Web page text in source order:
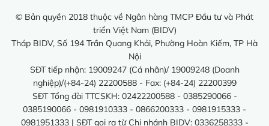
© Bản quyền 2018 thuộc về Ngân hàng TMCP Đầu tư và Phát
triển Việt Nam (BIDV)
Tháp BIDV, Số 194 Trần Quang Khải, Phường Hoàn Kiếm, TP Hà
Nội
SĐT tiếp nhận: 19009247 (Cá nhân)/ 19009248 (Doanh
nghiệp)/(+84-24) 22200588 - Fax: (+84-24) 22200399
SĐT Tổng đài TTCSKH: 02422200588 - 0385290066 -
0385190066 - 0981910333 - 0866200333 - 0981915333 -
0981951333 | SĐT gọi ra từ Chi nhánh BIDV: 0336258333 -